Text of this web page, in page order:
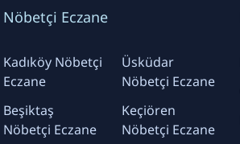
Nöbetçi Eczane
Kadıköy Nöbetçi
Eczane
Beşiktaş
Nöbetçi Eczane
Üsküdar
Nöbetçi Eczane
Keçiören
Nöbetçi Eczane